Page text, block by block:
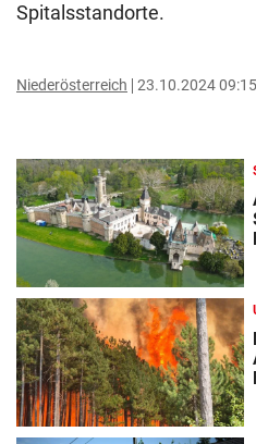
Spitalsstandorte.
Niederösterreich 23.10.2024 09:15